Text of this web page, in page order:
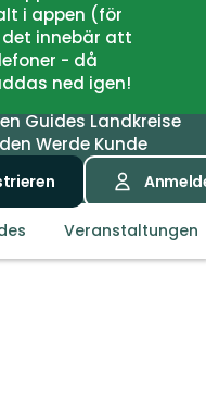
i appen (för
innebär att
- då
ned igen!
GuidesLandkreise
Werde Kunde
Veranstaltungen